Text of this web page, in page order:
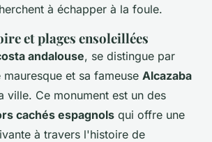
à échapper à la foule.
et plages ensoleillées
andalouse, se distingue par
et sa fameuse Alcazaba
ville. Ce monument est un des
cachés espagnols qui offre une
à travers l'histoire de